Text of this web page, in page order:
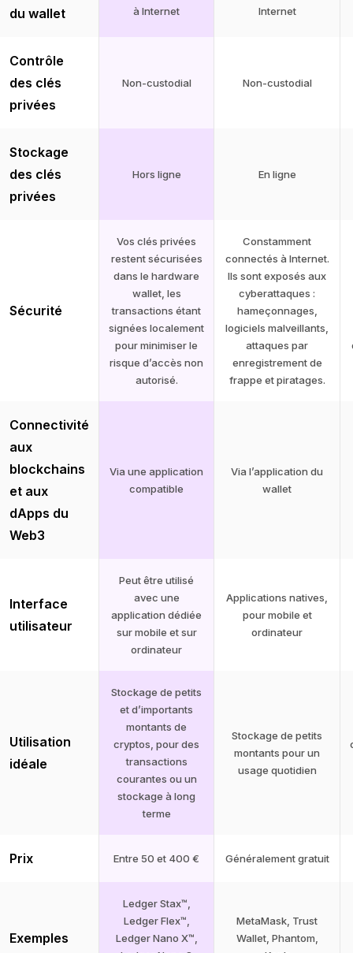
du wallet
à Internet
Internet
Contrôle
des clés
privées
Non-custodial Non-custodial
Stockage
des clés
privées
Hors ligne En ligne
Sécurité
Vos clés privées
restent sécurisées
dans le hardware
wallet, les
transactions étant
signées localement
pour minimiser le
risque d’accès non
autorisé.
Constamment
connectés à Internet.
Ils sont exposés aux
cyberattaques :
hameçonnages,
logiciels malveillants,
attaques par
enregistrement de
frappe et piratages.
Connectivité
aux
blockchains
et aux
dApps du
Web3
Via une application
compatible
Via l’application du
wallet
Interface
utilisateur
Peut être utilisé
avec une
application dédiée
sur mobile et sur
ordinateur
Applications natives,
pour mobile et
ordinateur
Utilisation
idéale
Stockage de petits
et d’importants
montants de
cryptos, pour des
transactions
courantes ou un
stockage à long
terme
Stockage de petits
montants pour un
usage quotidien
Prix Entre 50 et 400 € Généralement gratuit
Exemples
Ledger Stax™,
Ledger Flex™,
Ledger Nano X™,
MetaMask, Trust
Wallet, Phantom,